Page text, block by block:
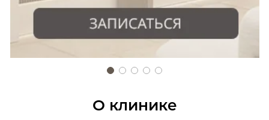
О клинике